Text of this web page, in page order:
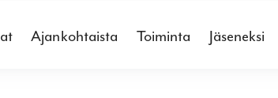
Ajankohtaista Toiminta Jäseneksi